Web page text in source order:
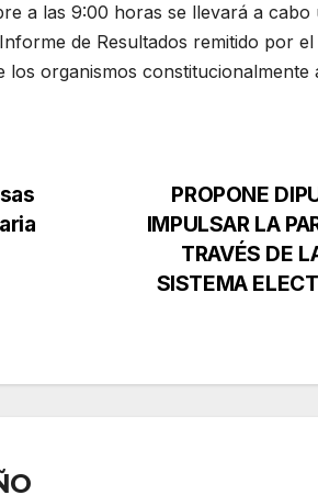
a las 9:00 horas se llevará a
de Resultados remitido por
los organismos
PROPONE
IMPULSAR LA
TRAVÉS DE
SISTEMA